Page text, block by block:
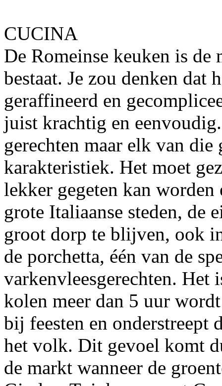
CUCINA
De Romeinse keuken is de
bestaat. Je zou denken dat
geraffineerd en
juist krachtig en
gerechten maar elk van
karakteristiek. Het moet
lekker gegeten kan worden
grote Italiaanse steden, de
groot dorp te blijven, ook
de porchetta, één van de
varkenvleesgerechten. Het
kolen meer dan 5 uur
bij feesten en onderstreept
het volk. Dit gevoel komt
de markt wanneer de